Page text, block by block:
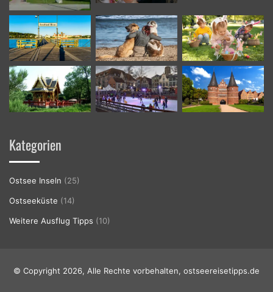
Kategorien
Ostsee Inseln (25)
Ostseeküste (14)
Weitere Ausflug Tipps (10)
© Copyright 2026, Alle Rechte vorbehalten, ostseereisetipps.de